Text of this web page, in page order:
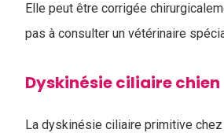
Elle peut être corrigée
pas à consulter un vétérinaire
Dyskinésie ciliaire chien
La dyskinésie ciliaire primitive